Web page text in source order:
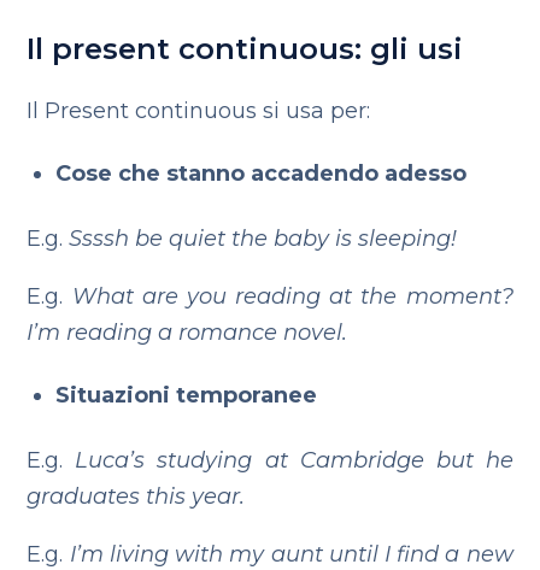
Il present continuous: gli usi
Il Present continuous si usa per:
Cose che stanno accadendo adesso
E.g. Ssssh be quiet the baby is sleeping!
E.g. What are you reading at the moment?
I’m reading a romance novel.
Situazioni temporanee
E.g. Luca’s studying at Cambridge but he
graduates this year.
E.g. I’m living with my aunt until I find a new